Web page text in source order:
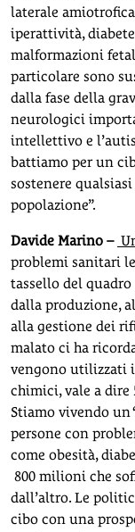
laterale
iperattività,
malformazioni
particolare sono
dalla fase della
neurologici
intellettivo e
battiamo per un
sostenere
popolazione”.
Davide Marino –
problemi sanitari
tassello del
dalla produzione,
alla gestione dei
malato ci ha
vengono utilizzati
chimici, vale a
Stiamo vivendo un
persone con
come obesità,
800 milioni che
dall’altro. Le
cibo con una